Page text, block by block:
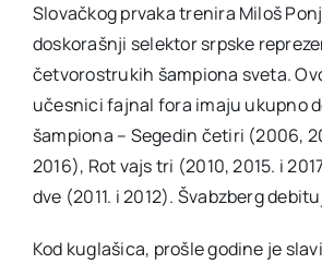
Slovačkog prvaka trenira Miloš
doskorašnji selektor srpske
četvorostrukih šampiona sveta.
učesnici fajnal fora imaju ukupno
šampiona – Segedin četiri (2006,
2016), Rot vajs tri (2010, 2015. i
dve (2011. i 2012). Švabzberg
Kod kuglašica, prošle godine je